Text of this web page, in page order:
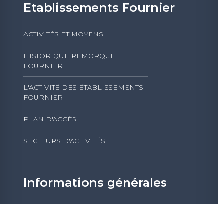
Etablissements Fournier
ACTIVITÉS ET MOYENS
HISTORIQUE REMORQUE
FOURNIER
L'ACTIVITÉ DES ÉTABLISSEMENTS
FOURNIER
PLAN D'ACCÈS
SECTEURS D'ACTIVITÉS
Informations générales